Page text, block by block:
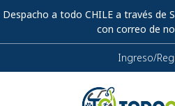
Despacho a todo CHILE a través de
con correo de
Ingreso/